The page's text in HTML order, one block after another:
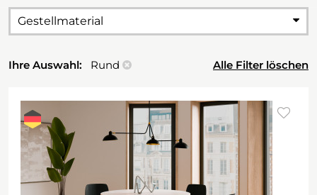
Gestellmaterial
Ihre Auswahl: Rund Alle Filter löschen